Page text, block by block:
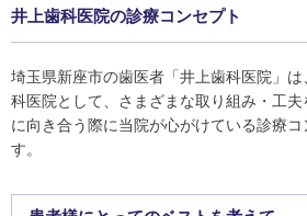
井上歯科医院の診療コンセプト
埼玉県新座市の歯医者「井上歯科医院」
科医院として、さまざまな取り組み・工
に向き合う際に当院が心がけている診療
す。